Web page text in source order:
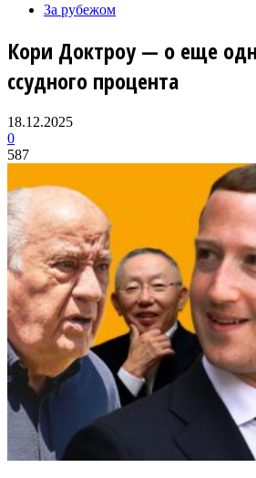
За рубежом
Кори Доктроу — о еще
ссудного процента
18.12.2025
0
587